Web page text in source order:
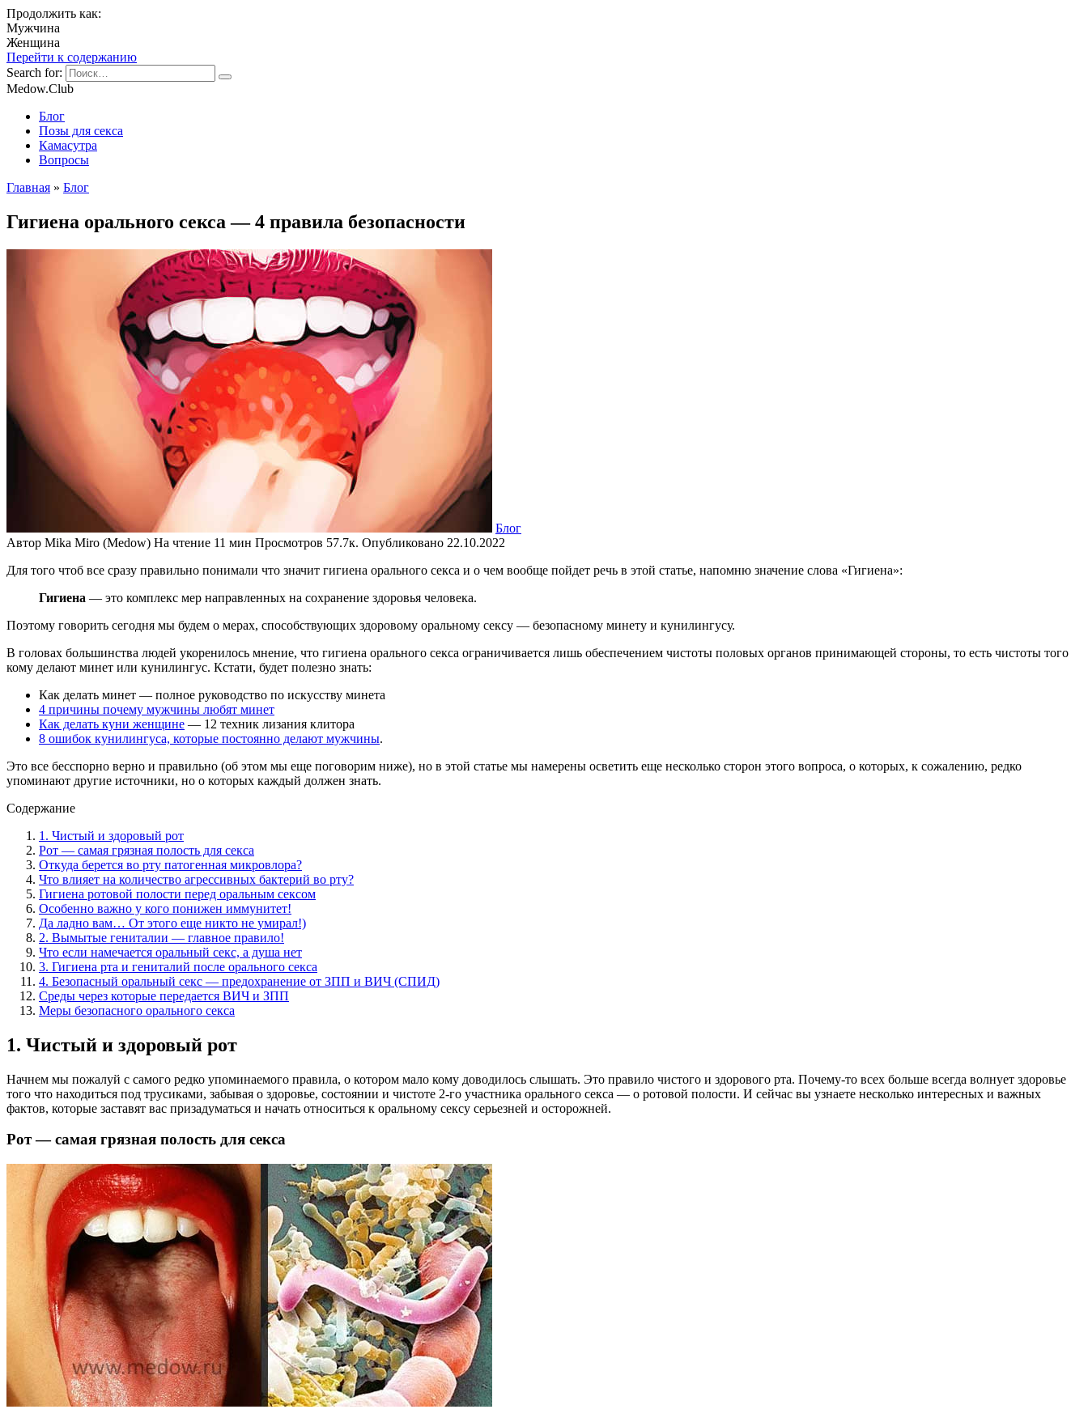
Продолжить как:
Мужчина
Женщина
Перейти к содержанию
Search for:
Medow.Club
Блог
Позы для секса
Камасутра
Вопросы
Главная » Блог
Гигиена орального секса — 4 правила безопасности
Блог
Автор Mika Miro (Medow) На чтение 11 мин Просмотров 57.7к. Опубликовано 22.10.2022
Для того чтоб все сразу правильно понимали что значит гигиена орального секса и о чем вообще пойдет речь в этой статье, напомню значение слова «Гигиена»:
Гигиена — это комплекс мер направленных на сохранение здоровья человека.
Поэтому говорить сегодня мы будем о мерах, способствующих здоровому оральному сексу — безопасному минету и кунилингусу.
В головах большинства людей укоренилось мнение, что гигиена орального секса ограничивается лишь обеспечением чистоты половых органов принимающей стороны, то есть чистоты того
кому делают минет или кунилингус. Кстати, будет полезно знать:
Как делать минет — полное руководство по искусству минета
4 причины почему мужчины любят минет
Как делать куни женщине — 12 техник лизания клитора
8 ошибок кунилингуса, которые постоянно делают мужчины.
Это все бесспорно верно и правильно (об этом мы еще поговорим ниже), но в этой статье мы намерены осветить еще несколько сторон этого вопроса, о которых, к сожалению, редко
упоминают другие источники, но о которых каждый должен знать.
Содержание
1. Чистый и здоровый рот
Рот — самая грязная полость для секса
Откуда берется во рту патогенная микровлора?
Что влияет на количество агрессивных бактерий во рту?
Гигиена ротовой полости перед оральным сексом
Особенно важно у кого понижен иммунитет!
Да ладно вам… От этого еще никто не умирал!)
2. Вымытые гениталии — главное правило!
Что если намечается оральный секс, а душа нет
3. Гигиена рта и гениталий после орального секса
4. Безопасный оральный секс — предохранение от ЗПП и ВИЧ (СПИД)
Среды через которые передается ВИЧ и ЗПП
Меры безопасного орального секса
1. Чистый и здоровый рот
Начнем мы пожалуй с самого редко упоминаемого правила, о котором мало кому доводилось слышать. Это правило чистого и здорового рта. Почему-то всех больше всегда волнует здоровье
того что находиться под трусиками, забывая о здоровье, состоянии и чистоте 2-го участника орального секса — о ротовой полости. И сейчас вы узнаете несколько интересных и важных
фактов, которые заставят вас призадуматься и начать относиться к оральному сексу серьезней и осторожней.
Рот — самая грязная полость для секса